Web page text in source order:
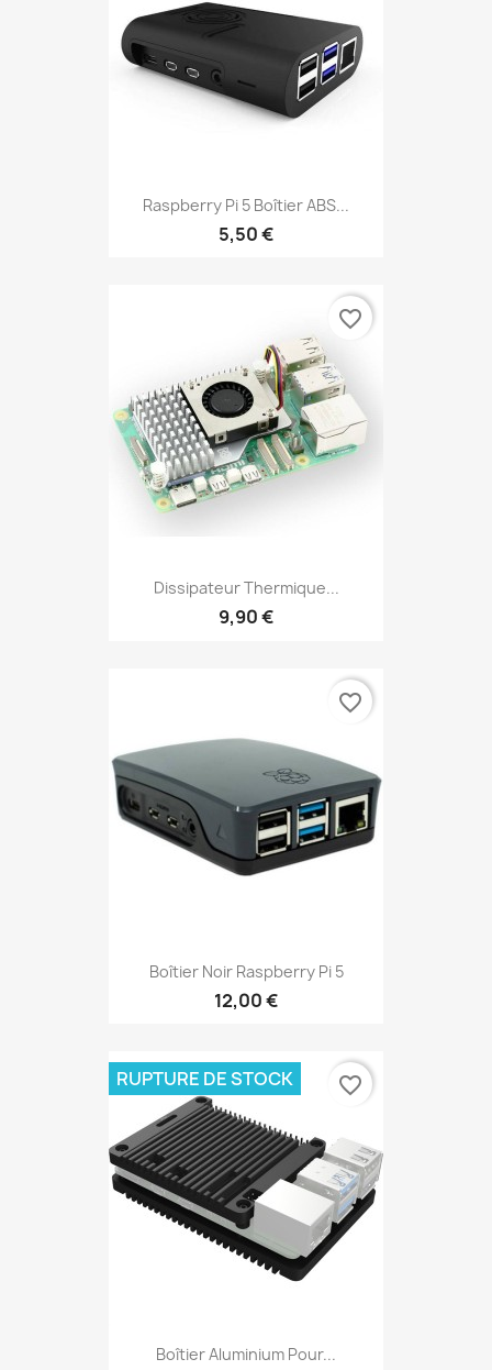
Raspberry Pi 5 Boîtier ABS...
5,50 €
Dissipateur Thermique...
9,90 €
favorite_border
Boîtier Noir Raspberry Pi 5
12,00 €
favorite_border
Boîtier Aluminium Pour...
RUPTURE DE STOCK favorite_border